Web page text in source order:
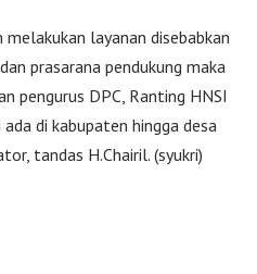
layanan disebabkan
prasarana pendukung maka
pengurus DPC, Ranting HNSI
di kabupaten hingga desa
tandas H.Chairil. (syukri)